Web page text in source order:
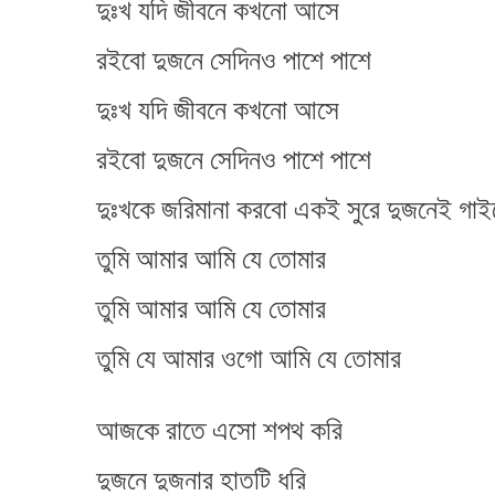
দুঃখ যদি জীবনে কখনো আসে
রইবো দুজনে সেদিনও পাশে পাশে
দুঃখ যদি জীবনে কখনো আসে
রইবো দুজনে সেদিনও পাশে পাশে
দুঃখকে জরিমানা করবো একই সুরে দুজনেই
তুমি আমার আমি যে তোমার
তুমি আমার আমি যে তোমার
তুমি যে আমার ওগো আমি যে তোমার
আজকে রাতে এসো শপথ করি
দুজনে দুজনার হাতটি ধরি